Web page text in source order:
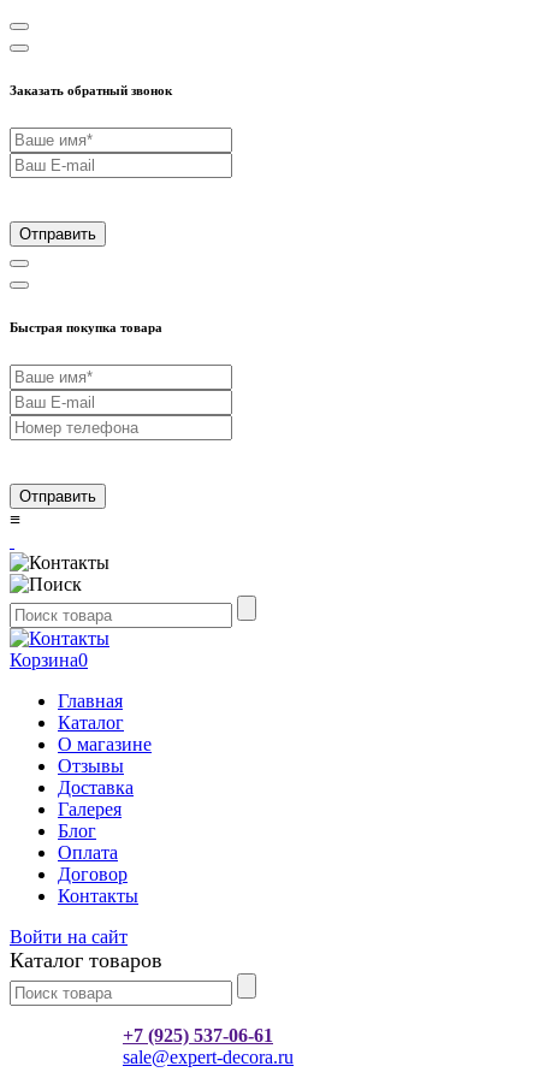
Заказать обратный звонок
Отправить
Быстрая покупка товара
Отправить
≡
Корзина0
Главная
Каталог
О магазине
Отзывы
Доставка
Галерея
Блог
Оплата
Договор
Контакты
Войти на сайт
Каталог товаров
+7 (925) 537-06-61
sale@expert-decora.ru